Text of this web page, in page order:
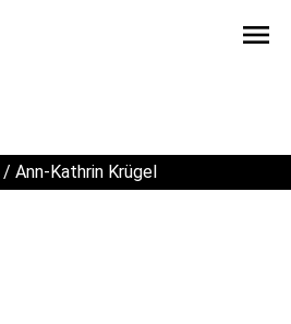
menu
Ann-Kathrin Krügel